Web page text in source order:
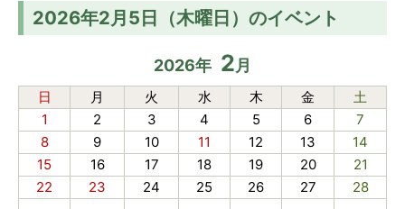
2026年2月5日（木曜日）のイベント
2026年 2月
日 月 火 水 木 金
土
1
2 3 4 5 6
7
8
9 10 11 12 13
14
15
16 17 18 19 20
21
22
23 24 25 26 27 28